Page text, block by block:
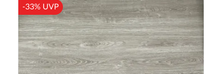
-33% UVP